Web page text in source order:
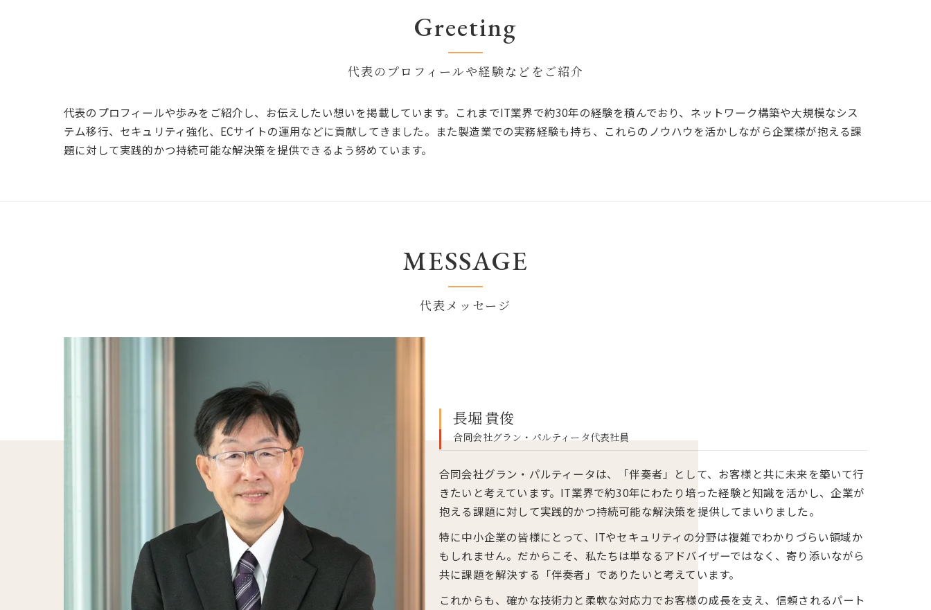
代表のプロフィールや経験などをご紹介
Greeting
代表のプロフィールや歩みをご紹介し、お伝えしたい想いを掲載しています。これまでIT業界で約30年の経験を積んでおり、ネットワーク構築や大規模なシス
テム移行、セキュリティ強化、ECサイトの運用などに貢献してきました。また製造業での実務経験も持ち、これらのノウハウを活かしながら企業様が抱える課
題に対して実践的かつ持続可能な解決策を提供できるよう努めています。
代表メッセージ
MESSAGE
長堀 貴俊
合同会社グラン・パルティータ代表社員
合同会社グラン・パルティータは、「伴奏者」として、お客様と共に未来を築いて行
きたいと考えています。IT業界で約30年にわたり培った経験と知識を活かし、企業が
抱える課題に対して実践的かつ持続可能な解決策を提供してまいりました。
特に中小企業の皆様にとって、ITやセキュリティの分野は複雑でわかりづらい領域か
もしれません。だからこそ、私たちは単なるアドバイザーではなく、寄り添いながら
共に課題を解決する「伴奏者」でありたいと考えています。
これからも、確かな技術力と柔軟な対応力でお客様の成長を支え、信頼されるパート